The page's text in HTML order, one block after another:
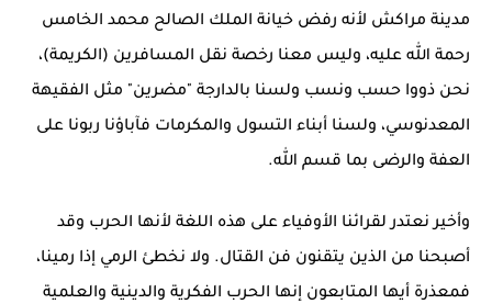
مدينة مراكش لأنه رفض خيانة الملك الصالح محمد الخامس
رحمة الله عليه، وليس معنا رخصة نقل المسافرين (الكريمة)،
نحن ذووا حسب ونسب ولسنا بالدارجة "مضرين" مثل الفقيهة
المعدنوسي، ولسنا أبناء التسول والمكرمات فآباؤنا ربونا على
العفة والرضى بما قسم الله.
وأخير نعتدر لقرائنا الأوفياء على هذه اللغة لأنها الحرب وقد
أصبحنا من الذين يتقنون فن القتال. ولا نخطئ الرمي إذا رمينا،
فمعذرة أيها المتابعون إنها الحرب الفكرية والدينية والعلمية